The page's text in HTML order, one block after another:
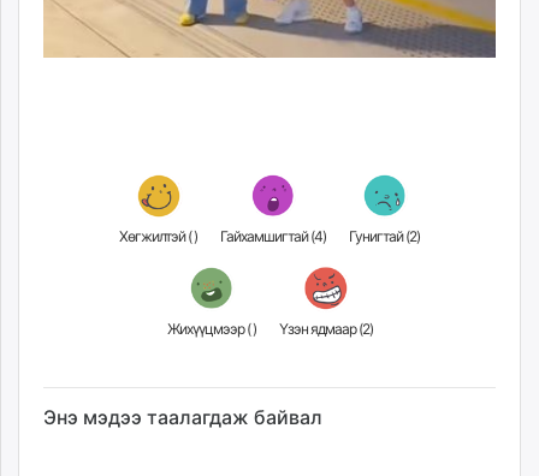
Хөгжилтэй () Гайхамшигтай (4) Гунигтай (2)
Жихүүцмээр () Үзэн ядмаар (2)
Энэ мэдээ таалагдаж байвал